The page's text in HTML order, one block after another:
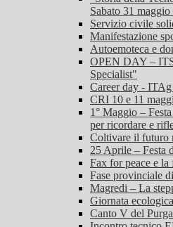
Sabato 31
Servizio civile
Manifestazione
Autoemoteca e
OPEN DAY –
Specialist"
Career day -
CRI 10 e 11
1° Maggio –
per ricordare e
Coltivare il futuro
25 Aprile – Festa
Fax for peace e la
Fase provinciale
Magredi – La
Giornata
Canto V del